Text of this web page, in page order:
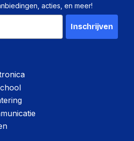
60 stuks
250 millimeter
475 millimeter
11980 gram
acties, en meer!
Inschrijven